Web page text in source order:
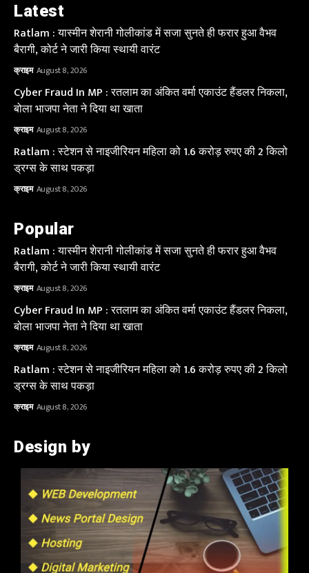
Latest
Ratlam : यास्मीन शेरानी गोलीकांड में सजा सुनते ही फरार हुआ वैभव
बैरागी, कोर्ट ने जारी किया स्थायी वारंट
क्राइम August 8, 2026
Cyber Fraud In MP : रतलाम का अंकित वर्मा एकाउंट हैंडलर निकला,
बोला भाजपा नेता ने दिया था खाता
क्राइम August 8, 2026
Ratlam : स्टेशन से नाइजीरियन महिला को 1.6 करोड़ रुपए की 2 किलो
ड्रग्स के साथ पकड़ा
क्राइम August 8, 2026
Popular
Ratlam : यास्मीन शेरानी गोलीकांड में सजा सुनते ही फरार हुआ वैभव
बैरागी, कोर्ट ने जारी किया स्थायी वारंट
क्राइम August 8, 2026
Cyber Fraud In MP : रतलाम का अंकित वर्मा एकाउंट हैंडलर निकला,
बोला भाजपा नेता ने दिया था खाता
क्राइम August 8, 2026
Ratlam : स्टेशन से नाइजीरियन महिला को 1.6 करोड़ रुपए की 2 किलो
ड्रग्स के साथ पकड़ा
क्राइम August 8, 2026
Design by